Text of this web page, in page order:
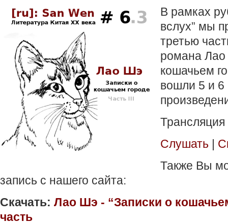
В рамках
вслух” мы
третью
романа Лао
кошачьем
вошли 5 и 6
Слушать |
Также Вы
запись с нашего сайта:
Скачать: Лао Шэ - “Записки о
часть